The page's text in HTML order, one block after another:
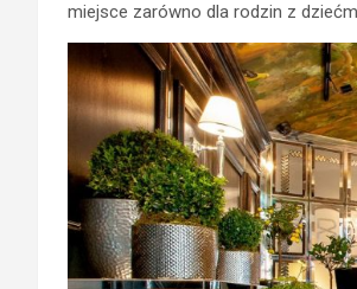
miejsce zarówno dla rodzin z